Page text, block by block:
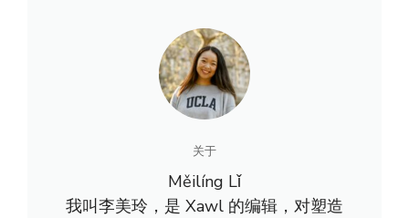
关于
Měilíng Lǐ
我叫李美玲，是 Xawl 的编辑，对塑造